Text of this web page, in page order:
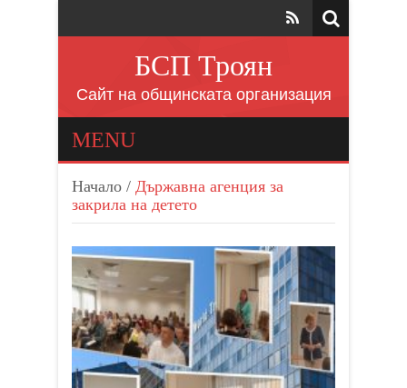
БСП Троян
Сайт на общинската организация
MENU
Начало / Държавна агенция за
закрила на детето